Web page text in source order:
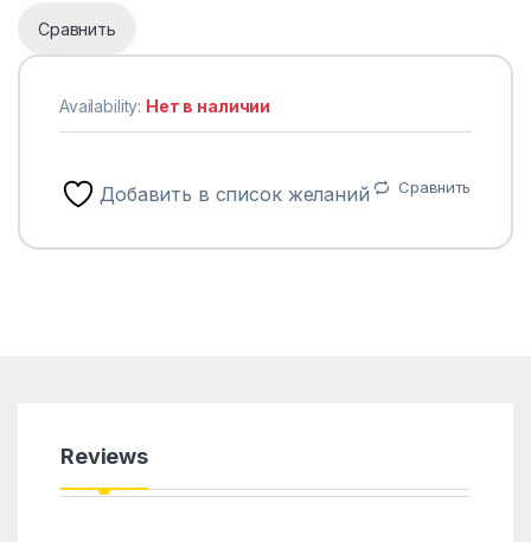
Сравнить
Availability: Нет в наличии
Добавить в список желаний Сравнить
Reviews